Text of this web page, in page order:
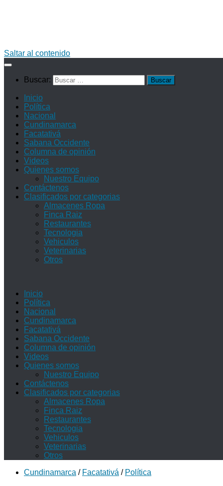
Saltar al contenido
Buscar:
Inicio
Política
Nacional
Cundinamarca
Facatativá
Sabana Occidente
Columna de opinión
Videos
Quienes somos
Nuestro Equipo
Contáctenos
Clasificados por categorias
Almacenes Ropa
Finca Raiz
Restaurantes
Tecnologia
Vehiculos
Veterinarias
Otros
Inicio
Política
Nacional
Cundinamarca
Facatativá
Sabana Occidente
Columna de opinión
Videos
Quienes somos
Nuestro Equipo
Contáctenos
Clasificados por categorias
Almacenes Ropa
Finca Raiz
Restaurantes
Tecnologia
Vehiculos
Veterinarias
Otros
Cundinamarca / Facatativá / Política